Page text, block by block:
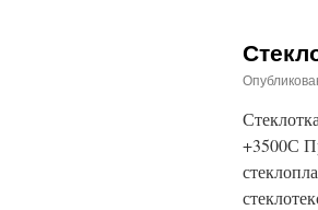
+3500С